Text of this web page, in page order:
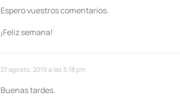
Espero vuestros comentarios.
¡Feliz semana!
27 agosto, 2019 a las 5:18 pm
Buenas tardes.